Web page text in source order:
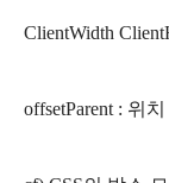
ClientWidth
offsetParent : 위